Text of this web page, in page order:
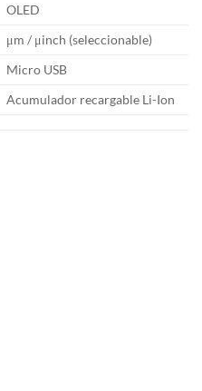
OLED
μm / μinch (seleccionable)
Micro USB
Acumulador recargable Li-Ion